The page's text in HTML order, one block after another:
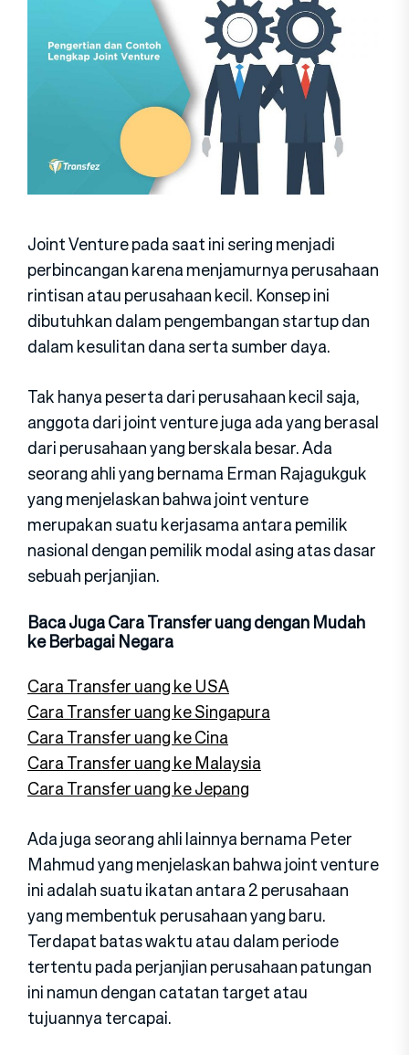
Joint Venture pada saat ini sering menjadi
perbincangan karena menjamurnya perusahaan
rintisan atau perusahaan kecil. Konsep ini
dibutuhkan dalam pengembangan startup dan
dalam kesulitan dana serta sumber daya.
Tak hanya peserta dari perusahaan kecil saja,
anggota dari joint venture juga ada yang berasal
dari perusahaan yang berskala besar. Ada
seorang ahli yang bernama Erman Rajagukguk
yang menjelaskan bahwa joint venture
merupakan suatu kerjasama antara pemilik
nasional dengan pemilik modal asing atas dasar
sebuah perjanjian.
Baca Juga Cara Transfer uang dengan Mudah
ke Berbagai Negara
Cara Transfer uang ke USA
Cara Transfer uang ke Singapura
Cara Transfer uang ke Cina
Cara Transfer uang ke Malaysia
Cara Transfer uang ke Jepang
Ada juga seorang ahli lainnya bernama Peter
Mahmud yang menjelaskan bahwa joint venture
ini adalah suatu ikatan antara 2 perusahaan
yang membentuk perusahaan yang baru.
Terdapat batas waktu atau dalam periode
tertentu pada perjanjian perusahaan patungan
ini namun dengan catatan target atau
tujuannya tercapai.